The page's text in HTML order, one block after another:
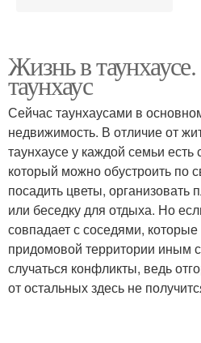
Жизнь в
таунхаус
Сейчас таунхаусами в
недвижимость. В отличие от
таунхаусе у каждой семьи есть
который можно обустроить по
посадить цветы,
или беседку для отдыха. Но
совпадает с соседями,
придомовой территории иным
случаться конфликты, ведь
от остальных здесь не